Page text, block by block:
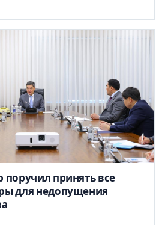
принять все
для недопущения